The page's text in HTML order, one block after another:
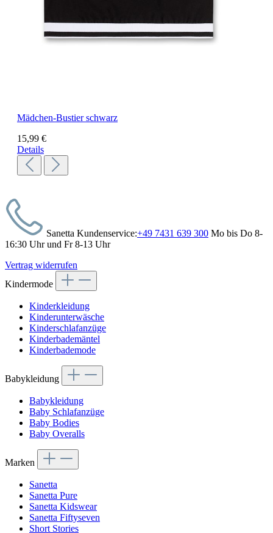
Mädchen-Bustier schwarz
15,99 €
Details
Sanetta Kundenservice:+49 7431 639 300 Mo bis Do 8-
16:30 Uhr und Fr 8-13 Uhr
Vertrag widerrufen
Kindermode
Kinderkleidung
Kinderunterwäsche
Kinderschlafanzüge
Kinderbademäntel
Kinderbademode
Babykleidung
Babykleidung
Baby Schlafanzüge
Baby Bodies
Baby Overalls
Marken
Sanetta
Sanetta Pure
Sanetta Kidswear
Sanetta Fiftyseven
Short Stories